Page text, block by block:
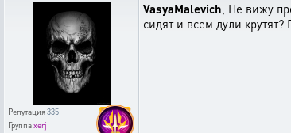
Репутация335
Группаxerj
VasyaMalevich, Не вижу
сидят и всем дули